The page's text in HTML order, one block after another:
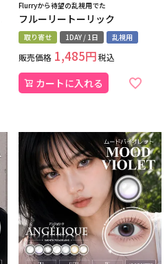
Flurryから待望の乱視用でた
フルーリートーリック
取り寄せ 1DAY / 1日 乱視用
販売価格 1,485 税込
カートに入れる